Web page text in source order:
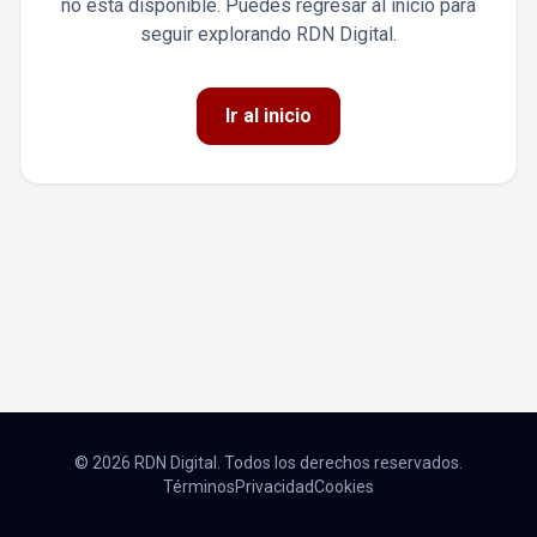
no está disponible. Puedes regresar al inicio para
seguir explorando RDN Digital.
Ir al inicio
© 2026 RDN Digital. Todos los derechos reservados.
TérminosPrivacidadCookies